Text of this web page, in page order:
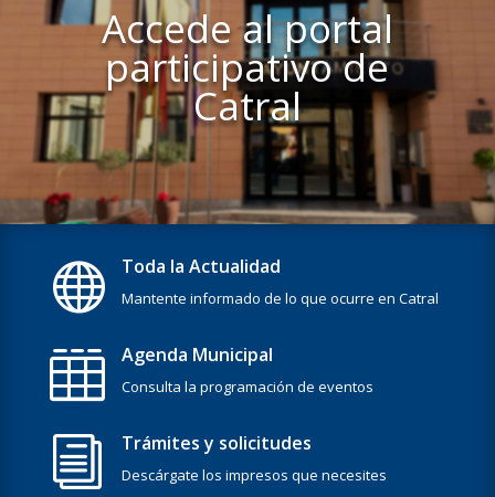
Accede al portal
participativo de
Catral
 Toda la Actualidad
Mantente informado de lo que ocurre en Catral
 Agenda Municipal
Consulta la programación de eventos
i Trámites y solicitudes
Descárgate los impresos que necesites